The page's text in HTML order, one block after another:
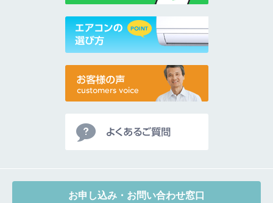
お申し込み・お問い合わせ窓口